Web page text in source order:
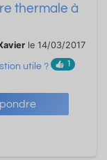
thermale à
le 14/03/2017
utile ? 1